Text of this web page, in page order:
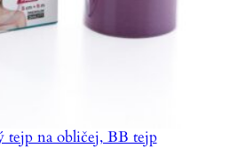
tejp na obličej, BB tejp